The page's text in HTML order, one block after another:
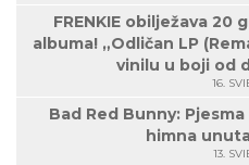
FRENKIE obilježava 20
albuma! „Odličan LP
vinilu u boji od
16.
Bad Red Bunny:
himna
13.